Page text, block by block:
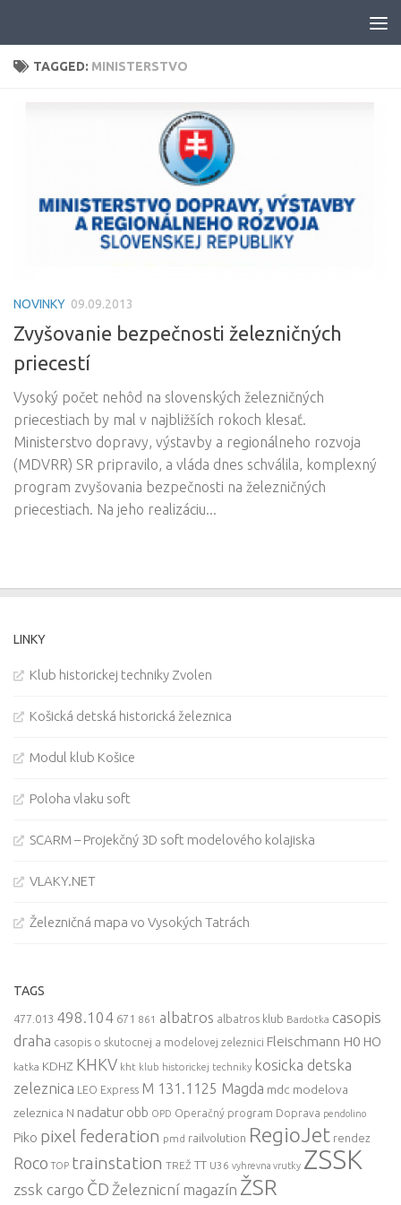
TAGGED: MINISTERSTVO
NOVINKY 09.09.2013
Zvyšovanie bezpečnosti železničných
priecestí
Vysoký počet nehôd na slovenských železničných
priecestiach by mal v najbližších rokoch klesať.
Ministerstvo dopravy, výstavby a regionálneho rozvoja
(MDVRR) SR pripravilo, a vláda dnes schválila, komplexný
program zvyšovania bezpečnosti na železničných
priecestiach. Na jeho realizáciu...
LINKY
Klub historickej techniky Zvolen
Košická detská historická železnica
Modul klub Košice
Poloha vlaku soft
SCARM – Projekčný 3D soft modelového kolajiska
VLAKY.NET
Železničná mapa vo Vysokých Tatrách
TAGS
477.013 498.104 671 861 albatros albatros klub Bardotka casopis
draha casopis o skutocnej a modelovej zeleznici Fleischmann H0 HO
katka KDHZ KHKV kht klub historickej techniky kosicka detska
zeleznica
LEO Express M 131.1125 Magda mdc modelova
zeleznica N nadatur obb OPD Operačný program Doprava pendolino
Piko pixel federation pmd railvolution RegioJet rendez
Roco TOP trainstation TREŽ TT U36 vyhrevna vrutky ZSSK
zssk cargo ČD Železnicní magazín ŽSR